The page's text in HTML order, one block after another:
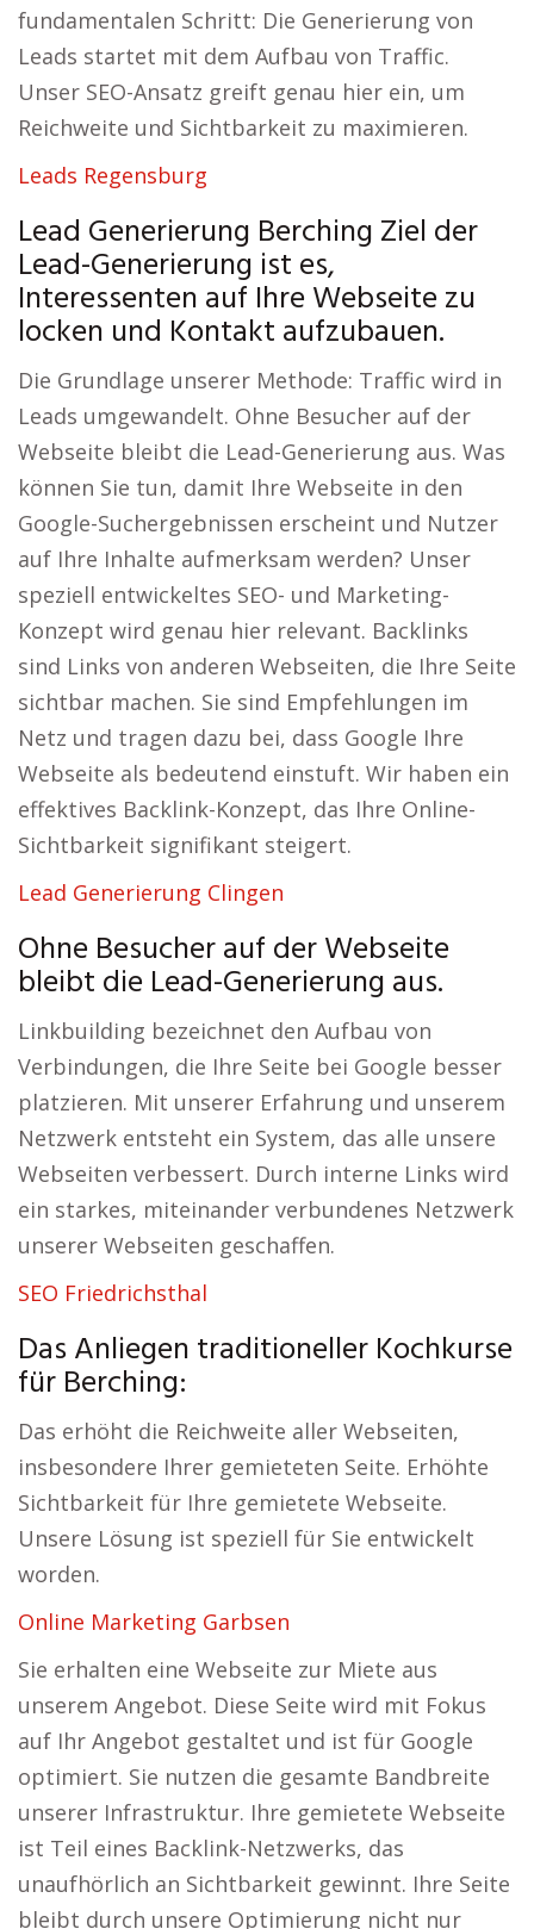
fundamentalen Schritt: Die Generierung von
Leads startet mit dem Aufbau von Traffic.
Unser SEO-Ansatz greift genau hier ein, um
Reichweite und Sichtbarkeit zu maximieren.
Leads Regensburg
Lead Generierung Berching Ziel der
Lead-Generierung ist es,
Interessenten auf Ihre Webseite zu
locken und Kontakt aufzubauen.
Die Grundlage unserer Methode: Traffic wird in
Leads umgewandelt. Ohne Besucher auf der
Webseite bleibt die Lead-Generierung aus. Was
können Sie tun, damit Ihre Webseite in den
Google-Suchergebnissen erscheint und Nutzer
auf Ihre Inhalte aufmerksam werden? Unser
speziell entwickeltes SEO- und Marketing-
Konzept wird genau hier relevant. Backlinks
sind Links von anderen Webseiten, die Ihre Seite
sichtbar machen. Sie sind Empfehlungen im
Netz und tragen dazu bei, dass Google Ihre
Webseite als bedeutend einstuft. Wir haben ein
effektives Backlink-Konzept, das Ihre Online-
Sichtbarkeit signifikant steigert.
Lead Generierung Clingen
Ohne Besucher auf der Webseite
bleibt die Lead-Generierung aus.
Linkbuilding bezeichnet den Aufbau von
Verbindungen, die Ihre Seite bei Google besser
platzieren. Mit unserer Erfahrung und unserem
Netzwerk entsteht ein System, das alle unsere
Webseiten verbessert. Durch interne Links wird
ein starkes, miteinander verbundenes Netzwerk
unserer Webseiten geschaffen.
SEO Friedrichsthal
Das Anliegen traditioneller Kochkurse
für Berching:
Das erhöht die Reichweite aller Webseiten,
insbesondere Ihrer gemieteten Seite. Erhöhte
Sichtbarkeit für Ihre gemietete Webseite.
Unsere Lösung ist speziell für Sie entwickelt
worden.
Online Marketing Garbsen
Sie erhalten eine Webseite zur Miete aus
unserem Angebot. Diese Seite wird mit Fokus
auf Ihr Angebot gestaltet und ist für Google
optimiert. Sie nutzen die gesamte Bandbreite
unserer Infrastruktur. Ihre gemietete Webseite
ist Teil eines Backlink-Netzwerks, das
unaufhörlich an Sichtbarkeit gewinnt. Ihre Seite
bleibt durch unsere Optimierung nicht nur